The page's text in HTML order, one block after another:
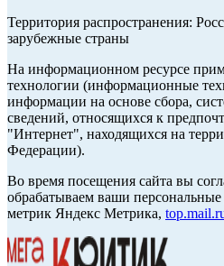
Территория распространения:
зарубежные страны
На информационном ресурсе
технологии (информационные
информации на основе сбора,
сведений, относящихся к
"Интернет", находящихся на
Федерации).
Во время посещения сайта вы
обрабатываем ваши
метрик Яндекс Метрика,